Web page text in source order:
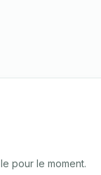
pour le moment.